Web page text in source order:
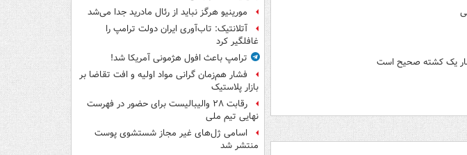
مورینیو هرگز نباید از رئال مادرید جدا می‌شد
آتلانتیک: تاب‌آوری ایران دولت ترامپ را
غافلگیر کرد
ترامپ باعث افول هژمونی آمریکا شد!
فشار هم‌زمان گرانی مواد اولیه و افت تقاضا بر
بازار پلاستیک
رقابت ۲۸ والیبالیست برای حضور در فهرست
نهایی تیم ملی
اسامی ژل‌های غیر مجاز شستشوی پوست
منتشر شد